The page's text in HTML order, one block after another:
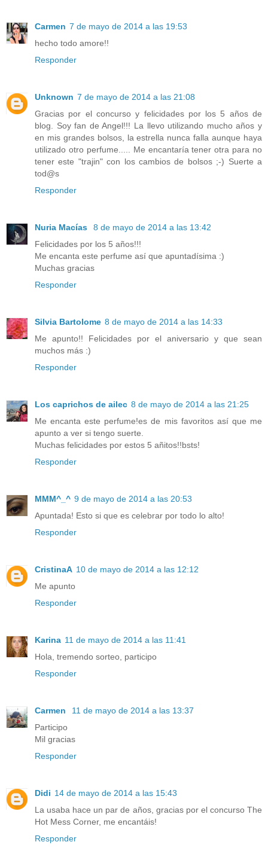
Carmen 7 de mayo de 2014 a las 19:53
hecho todo amore!!
Responder
Unknown 7 de mayo de 2014 a las 21:08
Gracias por el concurso y felicidades por los 5 años de
blog. Soy fan de Angel!!! La llevo utilizando mucho años y
en mis grandes bolsos, la estrella nunca falla aunque haya
utilizado otro perfume..... Me encantaría tener otra para no
tener este "trajin" con los cambios de bolsos ;-) Suerte a
tod@s
Responder
Nuria Macías
8 de mayo de 2014 a las 13:42
Felicidades por los 5 años!!!
Me encanta este perfume así que apuntadísima :)
Muchas gracias
Responder
Silvia Bartolome 8 de mayo de 2014 a las 14:33
Me apunto!! Felicidades por el aniversario y que sean
muchos más :)
Responder
Los caprichos de ailec 8 de mayo de 2014 a las 21:25
Me encanta este perfume!es de mis favoritos así que me
apunto a ver si tengo suerte.
Muchas felicidades por estos 5 añitos!!bsts!
Responder
MMM^_^ 9 de mayo de 2014 a las 20:53
Apuntada! Esto si que es celebrar por todo lo alto!
Responder
CristinaA 10 de mayo de 2014 a las 12:12
Me apunto
Responder
Karina 11 de mayo de 2014 a las 11:41
Hola, tremendo sorteo, participo
Responder
Carmen
11 de mayo de 2014 a las 13:37
Participo
Mil gracias
Responder
Didi 14 de mayo de 2014 a las 15:43
La usaba hace un par de años, gracias por el concurso The
Hot Mess Corner, me encantáis!
Responder